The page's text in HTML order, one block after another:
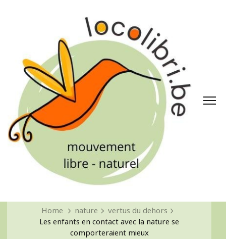
Home nature
vertus du dehors
Les enfants en contact avec la nature se
comporteraient mieux